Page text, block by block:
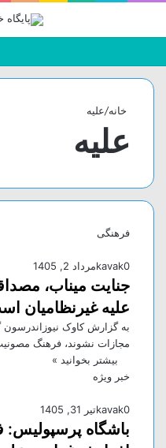
خانه/علیه
علیه
فرهنگی
kavakمرداد 2, 1405 0
جنایت میناب،
علیه غیرنظامیان
به گزارش کاوک نیوزاندرسون
مجازات نشوند، فرهنگ
بیشتر بخوانید »
خبر ویژه
kavakتیر 31, 1405 0
باشگاه